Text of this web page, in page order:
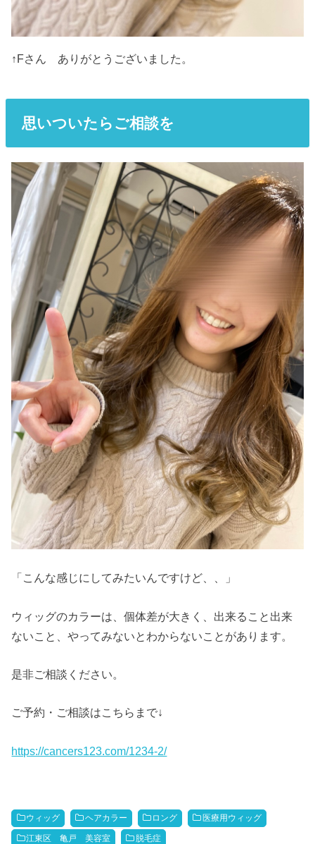
↑Fさん ありがとうございました。
思いついたらご相談を
「こんな感じにしてみたいんですけど、、」
ウィッグのカラーは、個体差が大きく、出来ること出来
ないこと、やってみないとわからないことがあります。
是非ご相談ください。
ご予約・ご相談はこちらまで↓
https://cancers123.com/1234-2/
ウィッグ ヘアカラー ロング 医療用ウィッグ
江東区 亀戸 美容室 脱毛症